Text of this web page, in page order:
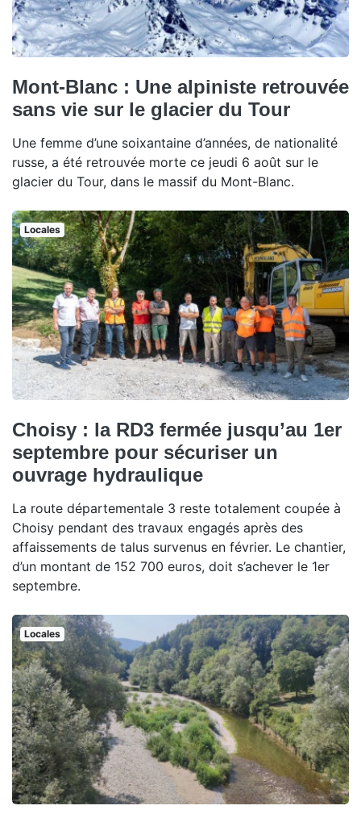
Mont-Blanc : Une alpiniste retrouvée
sans vie sur le glacier du Tour
Une femme d’une soixantaine d’années, de nationalité
russe, a été retrouvée morte ce jeudi 6 août sur le
glacier du Tour, dans le massif du Mont-Blanc.
Locales
Choisy : la RD3 fermée jusqu’au 1er
septembre pour sécuriser un
ouvrage hydraulique
La route départementale 3 reste totalement coupée à
Choisy pendant des travaux engagés après des
affaissements de talus survenus en février. Le chantier,
d’un montant de 152 700 euros, doit s’achever le 1er
septembre.
Locales